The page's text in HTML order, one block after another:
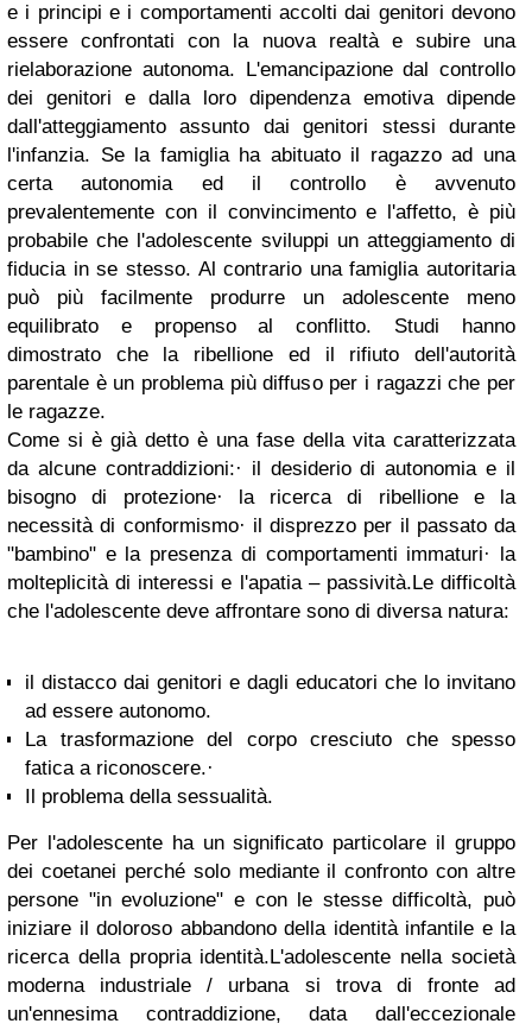
e i principi e i comportamenti accolti dai genitori devono
essere confrontati con la nuova realtà e subire una
rielaborazione autonoma. L'emancipazione dal controllo
dei genitori e dalla loro dipendenza emotiva dipende
dall'atteggiamento assunto dai genitori stessi durante
l'infanzia. Se la famiglia ha abituato il ragazzo ad una
certa autonomia ed il controllo è avvenuto
prevalentemente con il convincimento e l'affetto, è più
probabile che l'adolescente sviluppi un atteggiamento di
fiducia in se stesso. Al contrario una famiglia autoritaria
può più facilmente produrre un adolescente meno
equilibrato e propenso al conflitto. Studi hanno
dimostrato che la ribellione ed il rifiuto dell'autorità
parentale è un problema più diffuso per i ragazzi che per
le ragazze.
Come si è già detto è una fase della vita caratterizzata
da alcune contraddizioni:· il desiderio di autonomia e il
bisogno di protezione· la ricerca di ribellione e la
necessità di conformismo· il disprezzo per il passato da
"bambino" e la presenza di comportamenti immaturi· la
molteplicità di interessi e l'apatia– passività.Le difficoltà
che l'adolescente deve affrontare sono di diversa natura:
il distacco dai genitori e dagli educatori che lo invitano
ad essere autonomo.
La trasformazione del corpo cresciuto che spesso
fatica a riconoscere.·
Il problema della sessualità.
Per l'adolescente ha un significato particolare il gruppo
dei coetanei perché solo mediante il confronto con altre
persone "in evoluzione" e con le stesse difficoltà, può
iniziare il doloroso abbandono della identità infantile e la
ricerca della propria identità.L'adolescente nella società
moderna industriale / urbana si trova di fronte ad
un'ennesima contraddizione, data dall'eccezionale